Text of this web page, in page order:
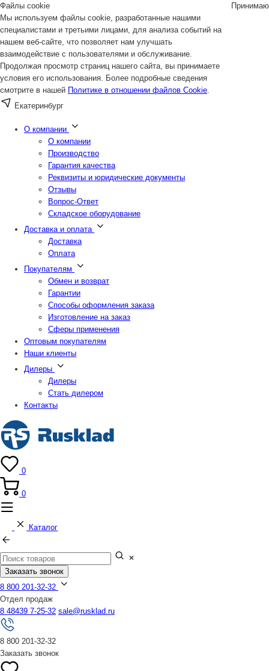
Файлы cookie
Мы используем файлы cookie, разработанные нашими
специалистами и третьими лицами, для анализа событий на
нашем веб-сайте, что позволяет нам улучшать
взаимодействие с пользователями и обслуживание.
Продолжая просмотр страниц нашего сайта, вы принимаете
условия его использования. Более подробные сведения
смотрите в нашей Политике в отношении файлов Cookie.
Принимаю
Екатеринбург
О компании
О компании
Производство
Гарантия качества
Реквизиты и юридические документы
Отзывы
Вопрос-Ответ
Складское оборудование
Доставка и оплата
Доставка
Оплата
Покупателям
Обмен и возврат
Гарантии
Способы оформления заказа
Изготовление на заказ
Сферы применения
Оптовым покупателям
Наши клиенты
Дилеры
Дилеры
Стать дилером
Контакты
0
0
Каталог
Заказать звонок
8 800 201-32-32
Отдел продаж
8 48439 7-25-32 sale@rusklad.ru
8 800 201-32-32
Заказать звонок